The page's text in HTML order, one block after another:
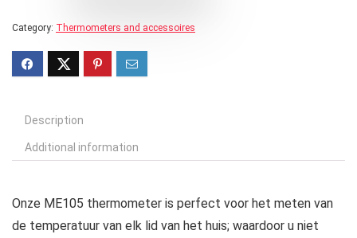
Category: Thermometers and accessoires
Description
Additional information
Onze ME105 thermometer is perfect voor het meten van
de temperatuur van elk lid van het huis; waardoor u niet